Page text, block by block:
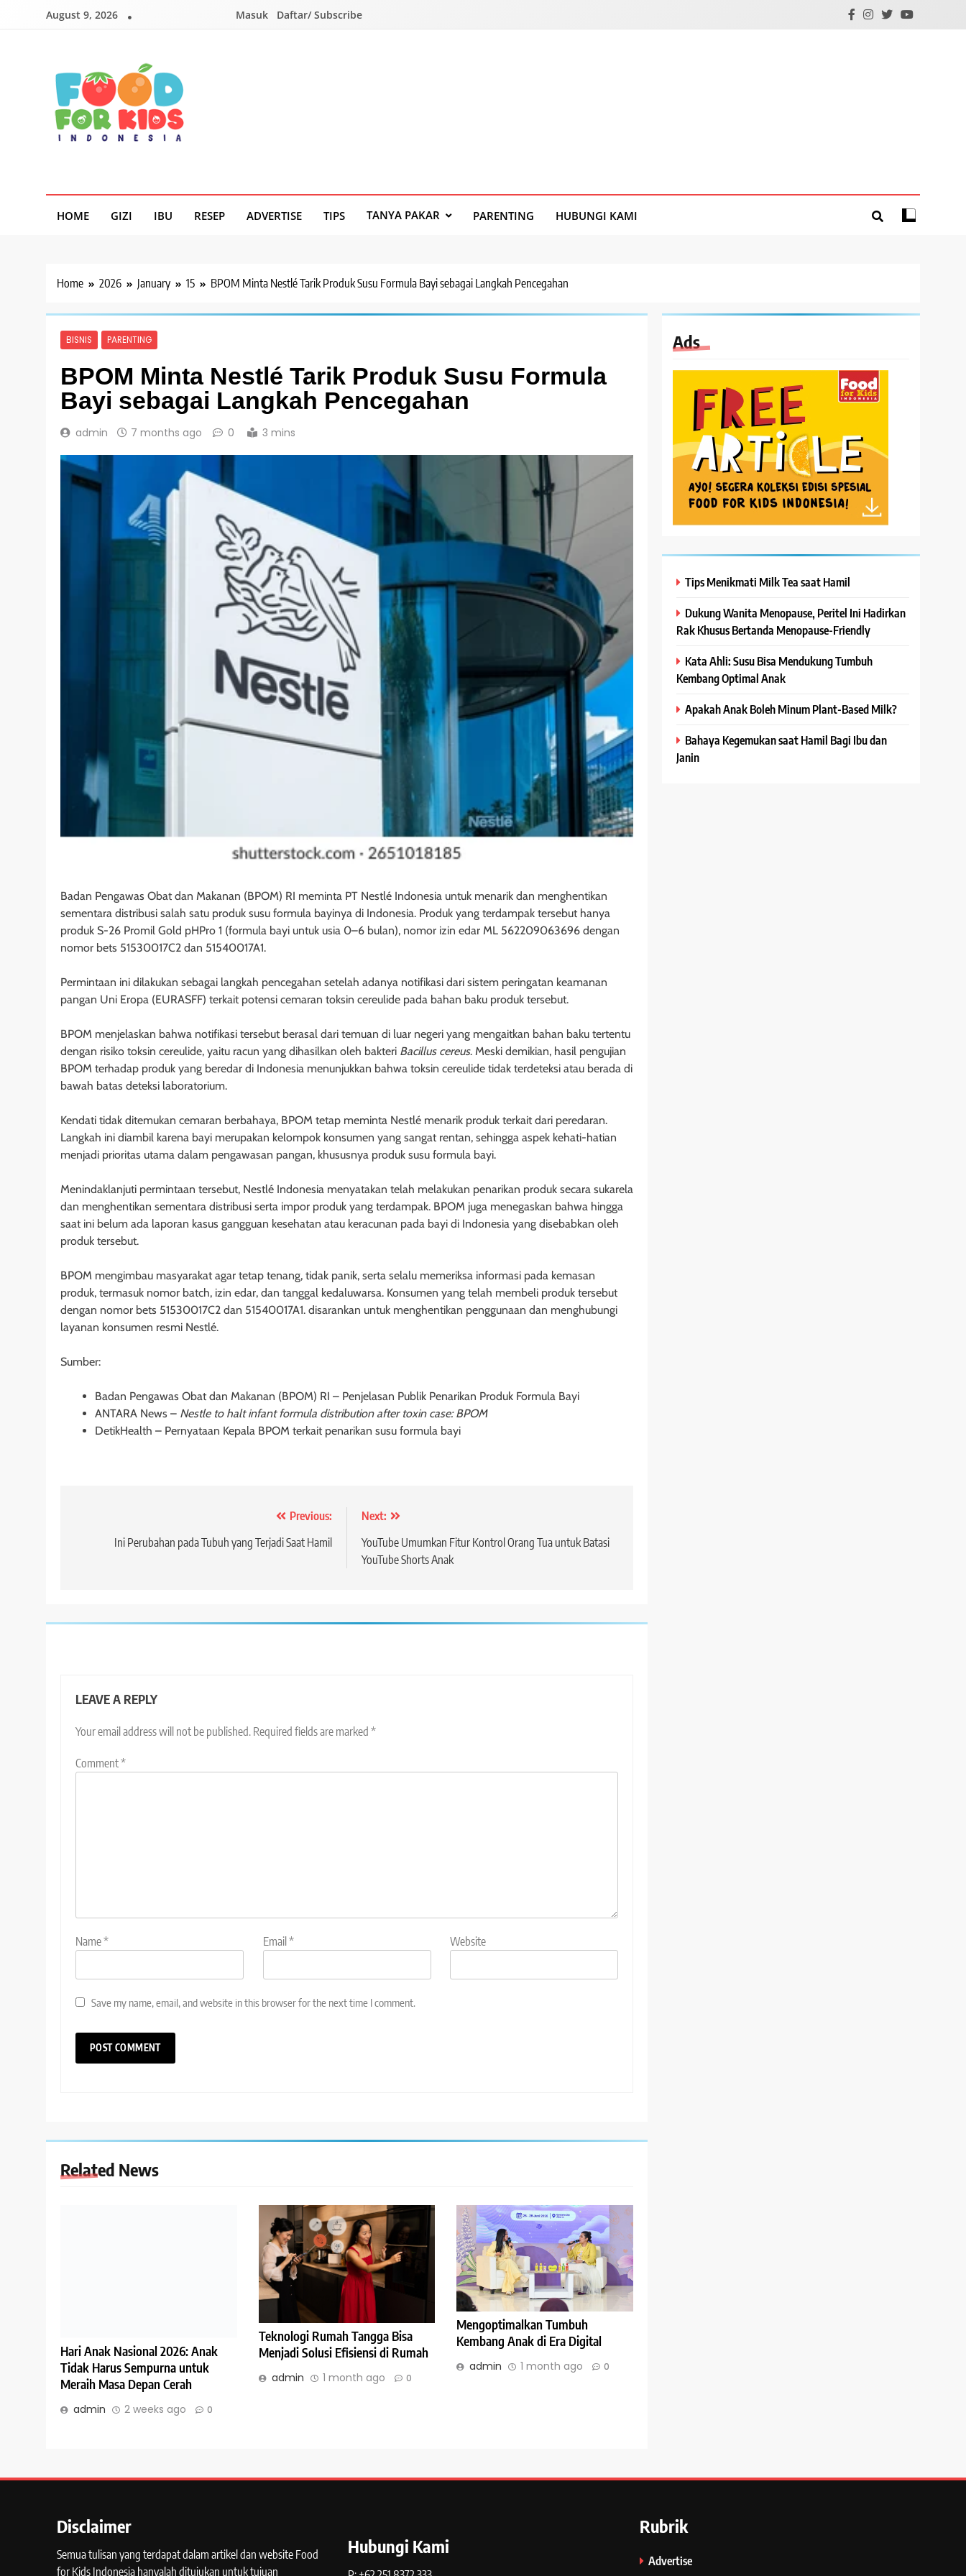
August 9, 2026 Masuk Daftar/ Subscribe
HOME GIZI IBU RESEP ADVERTISE TIPS TANYA PAKAR PARENTING HUBUNGI KAMI
Home 2026 January 15 BPOM Minta Nestlé Tarik Produk Susu Formula Bayi sebagai Langkah Pencegahan
BISNIS PARENTING
BPOM Minta Nestlé Tarik Produk Susu Formula
Bayi sebagai Langkah Pencegahan
admin 7 months ago 0 3 mins
Badan Pengawas Obat dan Makanan (BPOM) RI meminta PT Nestlé Indonesia untuk menarik dan menghentikan
sementara distribusi salah satu produk susu formula bayinya di Indonesia. Produk yang terdampak tersebut hanya
produk S-26 Promil Gold pHPro 1 (formula bayi untuk usia 0–6 bulan), nomor izin edar ML 562209063696 dengan
nomor bets 51530017C2 dan 51540017A1.
Permintaan ini dilakukan sebagai langkah pencegahan setelah adanya notifikasi dari sistem peringatan keamanan
pangan Uni Eropa (EURASFF) terkait potensi cemaran toksin cereulide pada bahan baku produk tersebut.
BPOM menjelaskan bahwa notifikasi tersebut berasal dari temuan di luar negeri yang mengaitkan bahan baku tertentu
dengan risiko toksin cereulide, yaitu racun yang dihasilkan oleh bakteri Bacillus cereus. Meski demikian, hasil pengujian
BPOM terhadap produk yang beredar di Indonesia menunjukkan bahwa toksin cereulide tidak terdeteksi atau berada di
bawah batas deteksi laboratorium.
Kendati tidak ditemukan cemaran berbahaya, BPOM tetap meminta Nestlé menarik produk terkait dari peredaran.
Langkah ini diambil karena bayi merupakan kelompok konsumen yang sangat rentan, sehingga aspek kehati-hatian
menjadi prioritas utama dalam pengawasan pangan, khususnya produk susu formula bayi.
Menindaklanjuti permintaan tersebut, Nestlé Indonesia menyatakan telah melakukan penarikan produk secara sukarela
dan menghentikan sementara distribusi serta impor produk yang terdampak. BPOM juga menegaskan bahwa hingga
saat ini belum ada laporan kasus gangguan kesehatan atau keracunan pada bayi di Indonesia yang disebabkan oleh
produk tersebut.
BPOM mengimbau masyarakat agar tetap tenang, tidak panik, serta selalu memeriksa informasi pada kemasan
produk, termasuk nomor batch, izin edar, dan tanggal kedaluwarsa. Konsumen yang telah membeli produk tersebut
dengan nomor bets 51530017C2 dan 51540017A1. disarankan untuk menghentikan penggunaan dan menghubungi
layanan konsumen resmi Nestlé.
Sumber:
Badan Pengawas Obat dan Makanan (BPOM) RI – Penjelasan Publik Penarikan Produk Formula Bayi
ANTARA News – Nestle to halt infant formula distribution after toxin case: BPOM
DetikHealth – Pernyataan Kepala BPOM terkait penarikan susu formula bayi
navigation
Previous:
Ini Perubahan pada Tubuh yang Terjadi Saat Hamil
Next:
YouTube Umumkan Fitur Kontrol Orang Tua untuk Batasi
YouTube Shorts Anak
LEAVE A REPLY
Your email address will not be published. Required fields are marked *
Comment*
Name* Email * Website
Save my name, email, and website in this browser for the next time I comment.
Related News
Hari Anak Nasional 2026: Anak
Tidak Harus Sempurna untuk
Meraih Masa Depan Cerah
admin 2 weeks ago 0
Teknologi Rumah Tangga Bisa
Menjadi Solusi Efisiensi di Rumah
admin 1 month ago 0
Mengoptimalkan Tumbuh
Kembang Anak di Era Digital
admin 1 month ago 0
Ads
Tips Menikmati Milk Tea saat Hamil
Dukung Wanita Menopause, Peritel Ini Hadirkan
Rak Khusus Bertanda Menopause-Friendly
Kata Ahli: Susu Bisa Mendukung Tumbuh
Kembang Optimal Anak
Apakah Anak Boleh Minum Plant-Based Milk?
Bahaya Kegemukan saat Hamil Bagi Ibu dan
Janin
Disclaimer
Semua tulisan yang terdapat dalam artikel dan website Food
for Kids Indonesia hanyalah ditujukan untuk tujuan
Hubungi Kami
Rubrik
Advertise